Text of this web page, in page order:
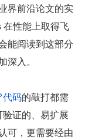
界前沿论文的实
性能上取得飞
能阅读到这部分
入。
代码的敲打都需
证的、易扩展
可，更需要经由